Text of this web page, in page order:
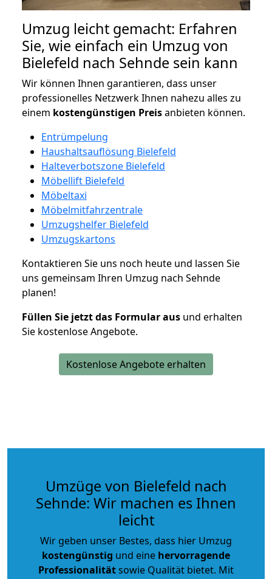
Umzug leicht gemacht: Erfahren
Sie, wie einfach ein Umzug von
Bielefeld nach Sehnde sein kann
Wir können Ihnen garantieren, dass unser
professionelles Netzwerk Ihnen nahezu alles zu
einem kostengünstigen Preisanbieten können.
Entrümpelung
Haushaltsauflösung Bielefeld
Halteverbotszone Bielefeld
Möbellift Bielefeld
Möbeltaxi
Möbelmitfahrzentrale
Umzugshelfer Bielefeld
Umzugskartons
Kontaktieren Sie uns noch heute und lassen Sie
uns gemeinsam Ihren Umzug nach Sehnde
planen!
Füllen Sie jetzt das Formular aus und erhalten
Sie kostenlose Angebote.
Kostenlose Angebote erhalten
Umzüge von Bielefeld nach
Sehnde: Wir machen es Ihnen
leicht
Wir geben unser Bestes, dass hier Umzug
kostengünstig und eine hervorragende
Professionalitätsowie Qualität bietet. Mit